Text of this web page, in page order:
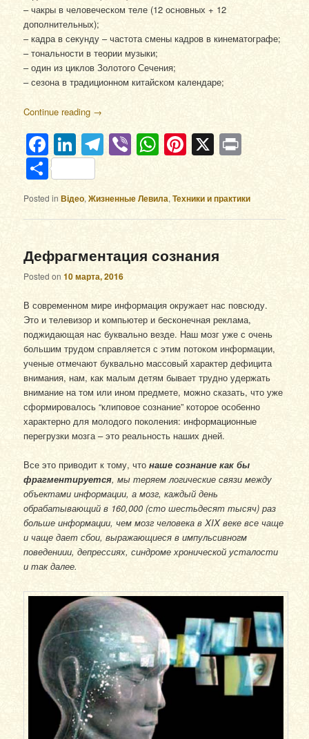
– чакры в человеческом теле (12 основных + 12
дополнительных);
– кадра в секунду – частота смены кадров в кинематографе;
– тональности в теории музыки;
– один из циклов Золотого Сечения;
– сезона в традиционном китайском календаре;
Continue reading →
Facebook
LinkedIn
Telegram
ViberWhatsApp
Pinterest
X
Отправить
Posted in Відео,Жизненные Левила,Техники и практики
Дефрагментация сознания
Posted on10 марта, 2016
В современном мире информация окружает нас повсюду.
Это и телевизор и компьютер и бесконечная реклама,
поджидающая нас буквально везде. Наш мозг уже с очень
большим трудом справляется с этим потоком информации,
ученые отмечают буквально массовый характер дефицита
внимания, нам, как малым детям бывает трудно удержать
внимание на том или ином предмете, можно сказать, что уже
сформировалось “клиповое сознание” которое особенно
характерно для молодого поколения: информационные
перегрузки мозга – это реальность наших дней.
Все это приводит к тому, чтонаше сознание как бы
фрагментируется, мы теряем логические связи между
объектами информации, а мозг, каждый день
обрабатывающий в 160,000 (сто шестьдесят тысяч) раз
больше информации, чем мозг человека в XIX веке все чаще
и чаще дает сбои, выражающиеся в импульсивногм
поведениии, депрессиях, синдроме хронической усталости
и так далее.